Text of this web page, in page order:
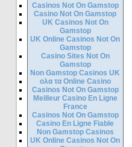
Casinos Not On Gamstop
Casino Not On Gamstop
UK Casinos Not On
Gamstop
UK Online Casinos Not On
Gamstop
Casino Sites Not On
Gamstop
Non Gamstop Casinos UK
ολα τα Online Casino
Casinos Not On Gamstop
Meilleur Casino En Ligne
France
Casinos Not On Gamstop
Casino En Ligne Fiable
Non Gamstop Casinos
UK Online Casinos Not On